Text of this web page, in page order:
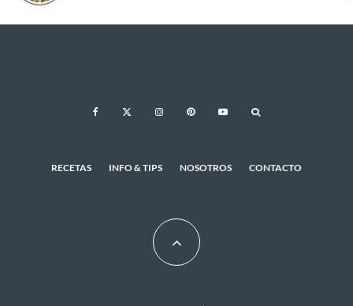
RECETAS INFO & TIPS NOSOTROS CONTACTO